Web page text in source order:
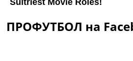
ПРОФУТБОЛ на